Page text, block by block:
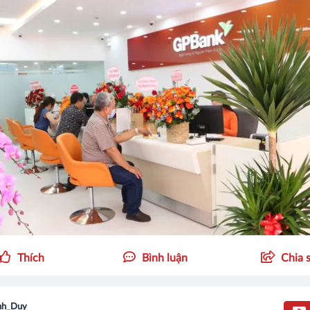
Thích Bình luận Chia